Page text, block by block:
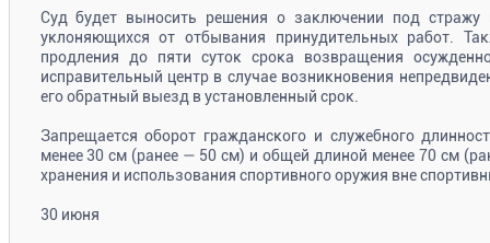
Суд будет выносить решения о заключении под
уклоняющихся от отбывания принудительных работ.
продления до пяти суток срока возвращения
исправительный центр в случае возникновения
его обратный выезд в установленный срок.
Запрещается оборот гражданского и служебного
менее 30 см (ранее — 50 см) и общей длиной менее 70 см
хранения и использования спортивного оружия вне
30 июня